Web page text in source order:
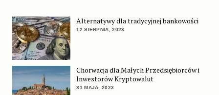
Alternatywy dla tradycyjnej bankowości
12 SIERPNIA, 2023
Chorwacja dla Małych Przedsiębiorców i
Inwestorów Kryptowalut
31 MAJA, 2023